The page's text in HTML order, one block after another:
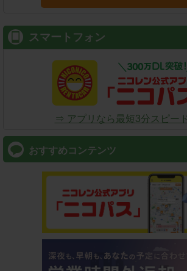
スマートフォン
⇒ アプリなら最短3分スピー
おすすめコンテンツ